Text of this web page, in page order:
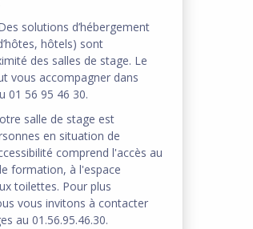
solutions d’hébergement
hôtels) sont
des salles de stage. Le
vous accompagner dans
01 56 95 46 30.
salle de stage est
en situation de
comprend l'accès au
formation, à l'espace
toilettes. Pour plus
vous invitons à contacter
au 01.56.95.46.30.